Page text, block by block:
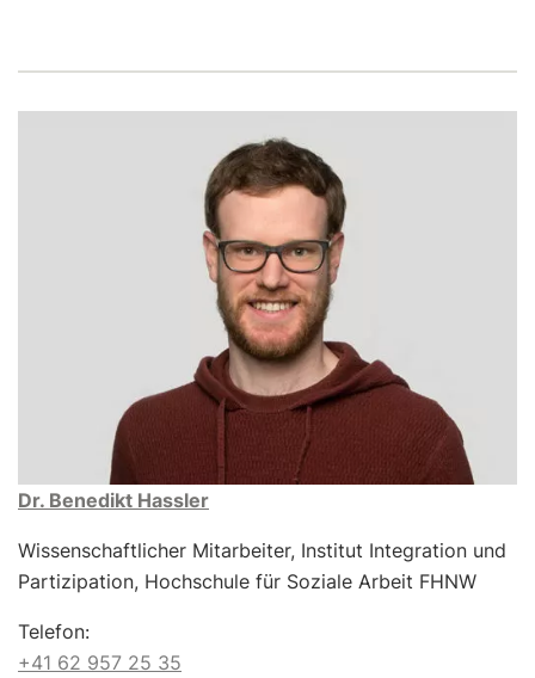
Dr. Benedikt Hassler
Wissenschaftlicher Mitarbeiter, Institut Integration und
Partizipation, Hochschule für Soziale Arbeit FHNW
Telefon:
+41 62 957 25 35